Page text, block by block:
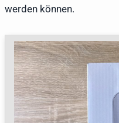
werden können.